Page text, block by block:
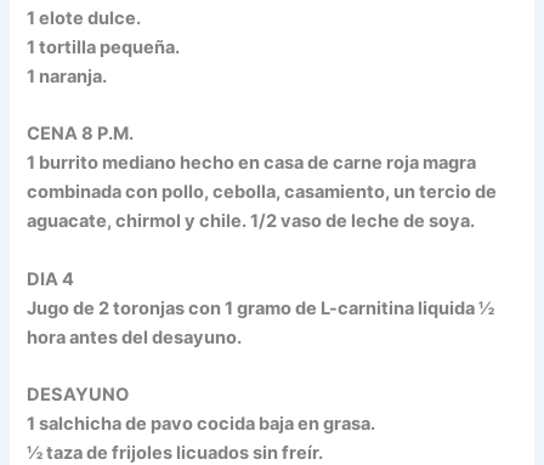
1 elote dulce.
1 tortilla pequeña.
1 naranja.
CENA 8 P.M.
1 burrito mediano hecho en casa de carne roja magra
combinada con pollo, cebolla, casamiento, un tercio de
aguacate, chirmol y chile. 1/2 vaso de leche de soya.
DIA 4
Jugo de 2 toronjas con 1 gramo de L-carnitina liquida ½
hora antes del desayuno.
DESAYUNO
1 salchicha de pavo cocida baja en grasa.
½ taza de frijoles licuados sin freír.